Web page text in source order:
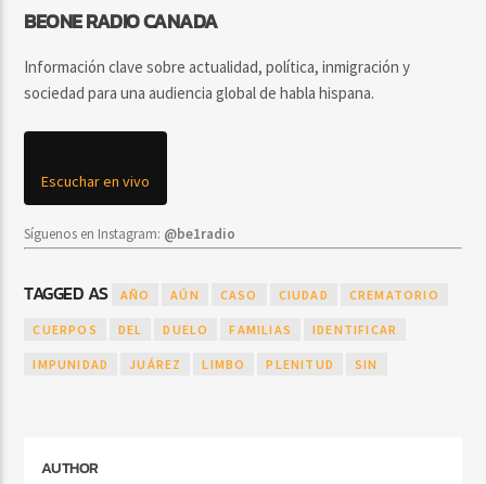
BEONE RADIO CANADA
Información clave sobre actualidad, política, inmigración y
sociedad para una audiencia global de habla hispana.
Escuchar en vivo
Síguenos en Instagram: @be1radio
TAGGED AS AÑO AÚN CASO CIUDAD CREMATORIO
CUERPOS DEL DUELO FAMILIAS IDENTIFICAR
IMPUNIDAD JUÁREZ LIMBO PLENITUD SIN
AUTHOR